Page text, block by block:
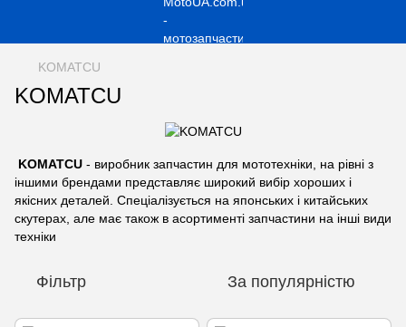
KOMATCU
KOMATCU
KOMATCU - виробник запчастин для мототехніки, на рівні з
іншими брендами представляє широкий вибір хороших і
якісних деталей. Спеціалізується на японських і китайських
скутерах, але має також в асортименті запчастини на інші види
техніки
Фільтр За популярністю